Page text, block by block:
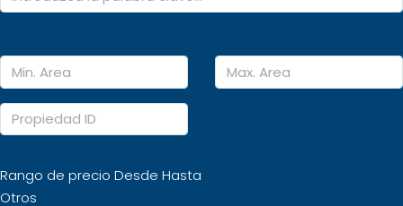
Rango de precio Desde Hasta
Otros